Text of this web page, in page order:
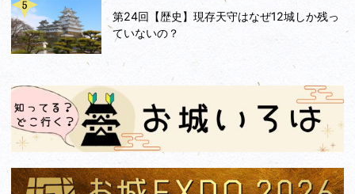
第24回【歴史】現存天守はなぜ12城しか残っ
ていないの？